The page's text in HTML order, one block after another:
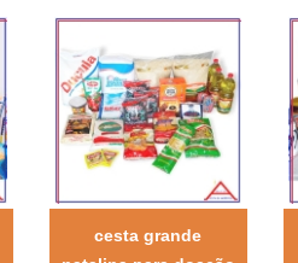
cesta grande